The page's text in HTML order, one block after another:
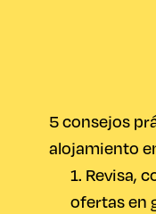
5 consejos
alojamiento
1. Revisa,
ofertas en